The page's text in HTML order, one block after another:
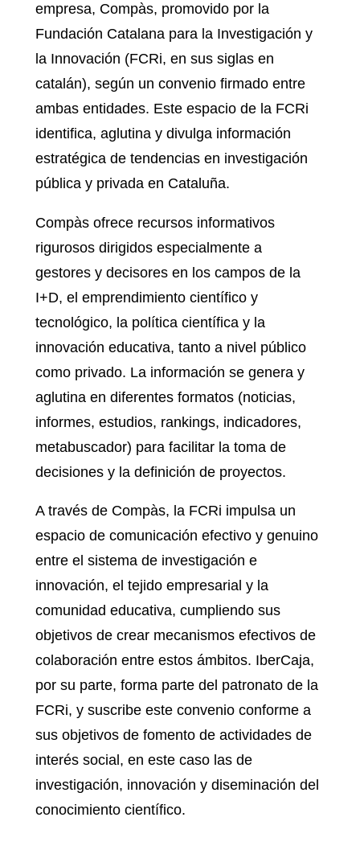
empresa, Compàs, promovido por la
Fundación Catalana para la Investigación y
la Innovación (FCRi, en sus siglas en
catalán), según un convenio firmado entre
ambas entidades. Este espacio de la FCRi
identifica, aglutina y divulga información
estratégica de tendencias en investigación
pública y privada en Cataluña.
Compàs ofrece recursos informativos
rigurosos dirigidos especialmente a
gestores y decisores en los campos de la
I+D, el emprendimiento científico y
tecnológico, la política científica y la
innovación educativa, tanto a nivel público
como privado. La información se genera y
aglutina en diferentes formatos (noticias,
informes, estudios, rankings, indicadores,
metabuscador) para facilitar la toma de
decisiones y la definición de proyectos.
A través de Compàs, la FCRi impulsa un
espacio de comunicación efectivo y genuino
entre el sistema de investigación e
innovación, el tejido empresarial y la
comunidad educativa, cumpliendo sus
objetivos de crear mecanismos efectivos de
colaboración entre estos ámbitos. IberCaja,
por su parte, forma parte del patronato de la
FCRi, y suscribe este convenio conforme a
sus objetivos de fomento de actividades de
interés social, en este caso las de
investigación, innovación y diseminación del
conocimiento científico.